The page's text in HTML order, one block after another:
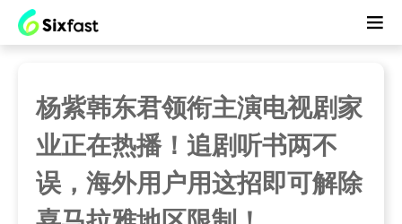
杨紫韩东君领衔主演电视剧家
业正在热播！追剧听书两不
误，海外用户用这招即可解除